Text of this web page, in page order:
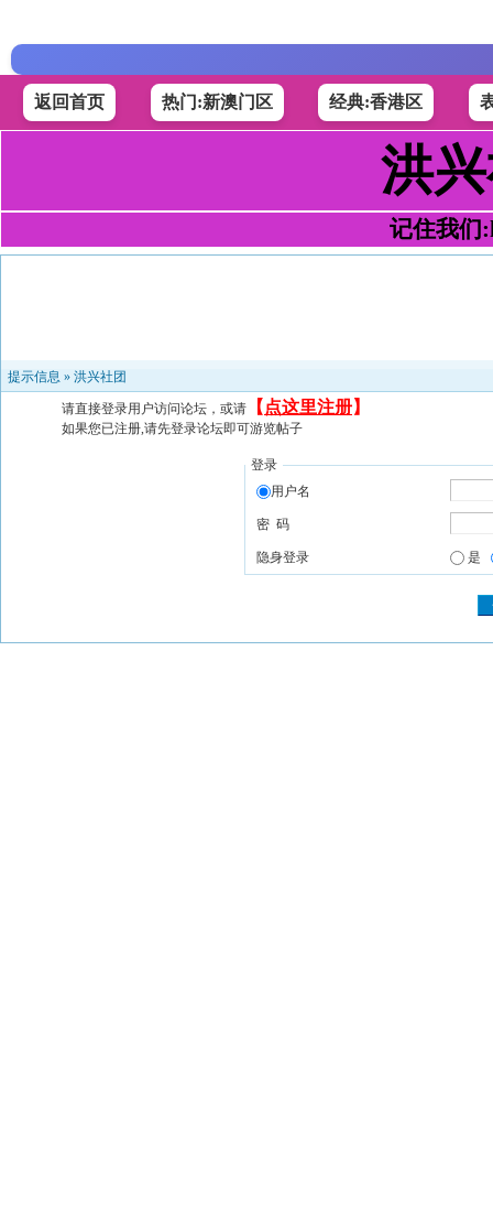
返回首页 热门:新澳门区 经典:香港区
洪
记住我们
提示信息 » 洪兴社团
请直接登录用户访问论坛，或请 【 点这里注册】
如果您已注册,请先登录论坛即可游览帖子
登录
用户名
密 码
隐身登录 是